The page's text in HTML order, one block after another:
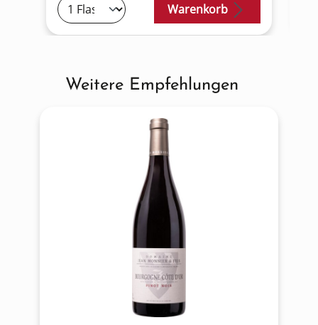
Warenkorb
Produktgalerie überspringen
Weitere Empfehlungen